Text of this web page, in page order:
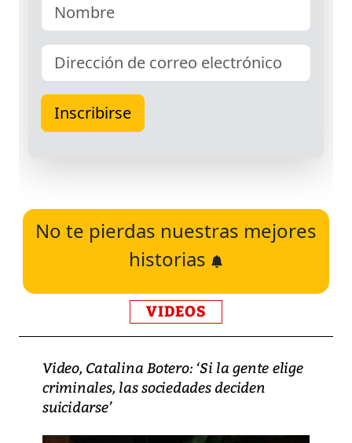
No te pierdas nuestras mejores
historias
VIDEOS
Video, Catalina Botero: ‘Si la gente elige
criminales, las sociedades deciden
suicidarse’